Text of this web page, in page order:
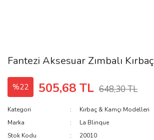
Fantezi Aksesuar Zımbalı Kırbaç
%22 505,68 TL 648,30 TL
Kategori
Kırbaç & Kamçı Modelleri
Marka
La Blinque
Stok Kodu
20010